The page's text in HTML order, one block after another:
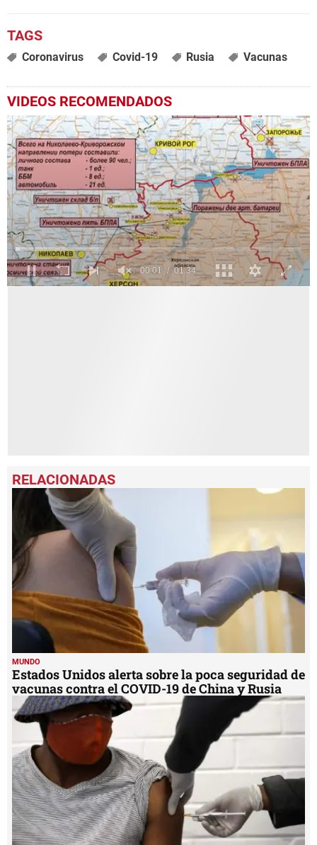
Coronavirus Covid-19 Rusia Vacunas
VIDEOS RECOMENDADOS
MUNDO
Estados Unidos alerta sobre la poca seguridad de
vacunas contra el COVID-19 de China y Rusia